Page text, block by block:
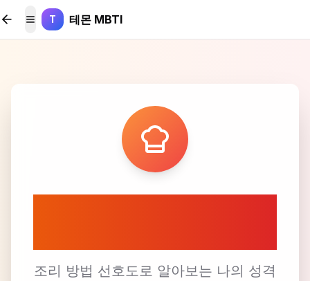
본문 바로가기
메뉴 토글
T 테몬 MBTI
조리 방법 선호도로 알아보는 나의 성격